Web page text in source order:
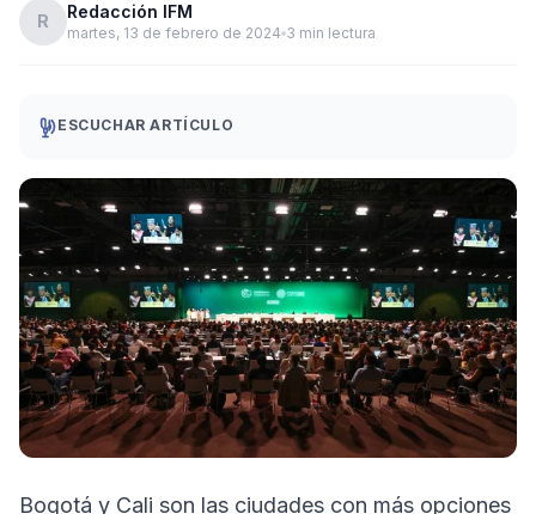
R Redacción IFM
martes, 13 de febrero de 2024 3 min lectura
ESCUCHAR ARTÍCULO
Bogotá y Cali son las ciudades con más opciones